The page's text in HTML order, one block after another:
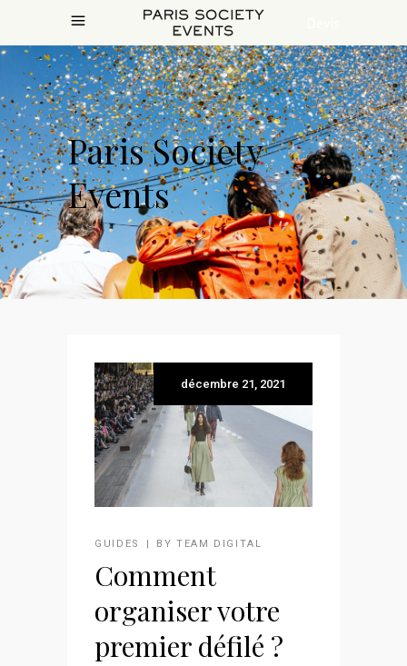
Paris Society
Events
décembre 21, 2021
GUIDES BY TEAM DIGITAL
Comment
organiser votre
premier défilé ?